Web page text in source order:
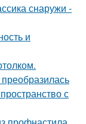
снаружи -
и
с